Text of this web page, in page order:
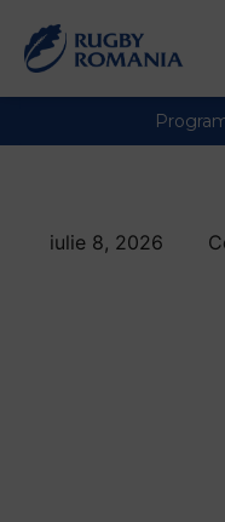
iulie 8, 2026